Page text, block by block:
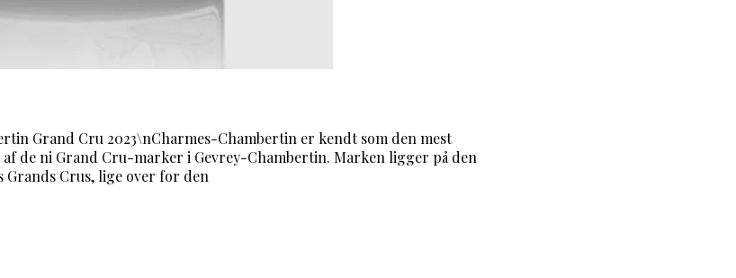
Grand Cru 2023\nCharmes-Chambertin er kendt som den mest
de ni Grand Cru-marker i Gevrey-Chambertin. Marken ligger på den
Grands Crus, lige over for den